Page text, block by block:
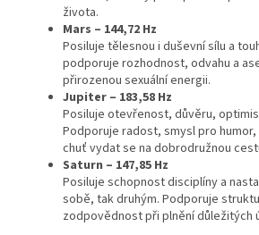
života.
Mars – 144,72 Hz
Posiluje tělesnou i duševní sílu a
podporuje rozhodnost, odvahu a
přirozenou sexuální energii.
Jupiter – 183,58 Hz
Posiluje otevřenost, důvěru,
Podporuje radost, smysl pro
chuť vydat se na dobrodružnou
Saturn – 147,85 Hz
Posiluje schopnost disciplíny a
sobě, tak druhým. Podporuje
zodpovědnost při plnění důležitých